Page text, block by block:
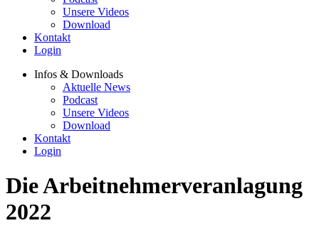
Unsere Videos
Download
Kontakt
Login
Infos & Downloads
Aktuelle News
Podcast
Unsere Videos
Download
Kontakt
Login
Die Arbeitnehmerveranlagung
2022